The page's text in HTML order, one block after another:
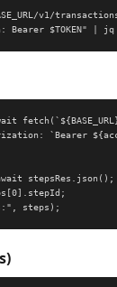
v1/
Bearer $TOKEN" | jq
`Bearer
stepsRes.json();
steps);